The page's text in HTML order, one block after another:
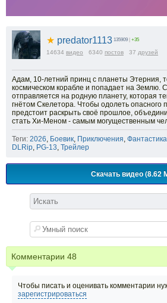
★ predator1113 135909 +35
14634 видео 6340 постов 37 друзей
Адам, 10-летний принц с планеты Этерния,
космическом корабле и попадает на Землю.
отправляется на родную планету, которая
гнётом Скелетора. Чтобы одолеть опасного
предстоит раскрыть своё прошлое,
стать Хи-Меном - самым могущественным
Теги: 2026, Боевик, Приключения, Фантастика
DLRip, PG-13, Трейлер
Скачать видео (8.62
Комментарии 48
Чтобы писать и оценивать комментарии
зарегистрироваться